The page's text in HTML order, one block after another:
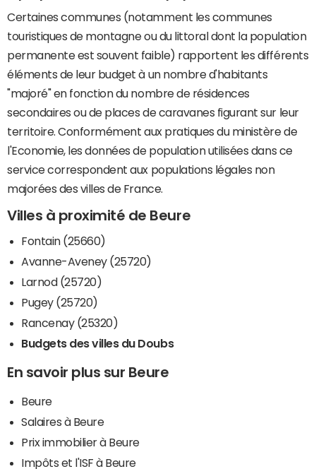
Certaines communes (notamment les communes
touristiques de montagne ou du littoral dont la population
permanente est souvent faible) rapportent les différents
éléments de leur budget à un nombre d'habitants
"majoré" en fonction du nombre de résidences
secondaires ou de places de caravanes figurant sur leur
territoire. Conformément aux pratiques du ministère de
l'Economie, les données de population utilisées dans ce
service correspondent aux populations légales non
majorées des villes de France.
Villes à proximité de Beure
Fontain (25660)
Avanne-Aveney (25720)
Larnod (25720)
Pugey (25720)
Rancenay (25320)
Budgets des villes du Doubs
En savoir plus sur Beure
Beure
Salaires à Beure
Prix immobilier à Beure
Impôts et l'ISF à Beure